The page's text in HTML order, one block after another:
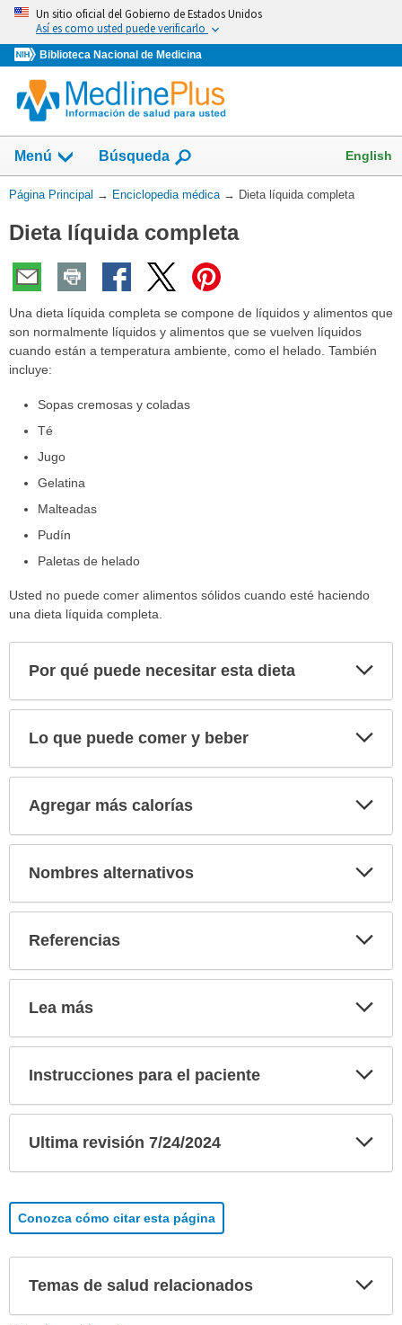
Omita
vaya
al
Contenido
Un sitio oficial del Gobierno de Estados Unidos
Así es como usted puede verificarlo
Biblioteca Nacional de Medicina
Menú Búsqueda English
Usted
aquí:
Página Principal → Enciclopedia médica → Dieta líquida completa
Dieta líquida completa
Una dieta líquida completa se compone de líquidos y alimentos que
son normalmente líquidos y alimentos que se vuelven líquidos
cuando están a temperatura ambiente, como el helado. También
incluye:
Sopas cremosas y coladas
Té
Jugo
Gelatina
Malteadas
Pudín
Paletas de helado
Usted no puede comer alimentos sólidos cuando esté haciendo
una dieta líquida completa.
Por qué puede necesitar esta dieta
Lo que puede comer y beber
Agregar más calorías
Nombres alternativos
Referencias
Lea más
Instrucciones para el paciente
Ultima revisión 7/24/2024
Conozca cómo citar esta página
Temas de salud relacionados